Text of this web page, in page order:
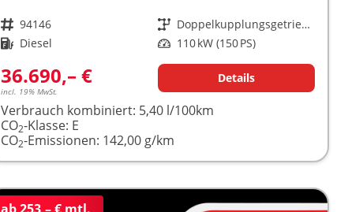
Fahrzeugnr. 94146 Getriebe
Doppelkupplungsgetriebe (DSG)
Kraftstoff Diesel Leistung 110 kW (150 PS)
36.690,– €
incl. 19% MwSt.
Details
Verbrauch kombiniert: 5,40 l/100km
CO2-Klasse: E
CO2-Emissionen: 142,00 g/km